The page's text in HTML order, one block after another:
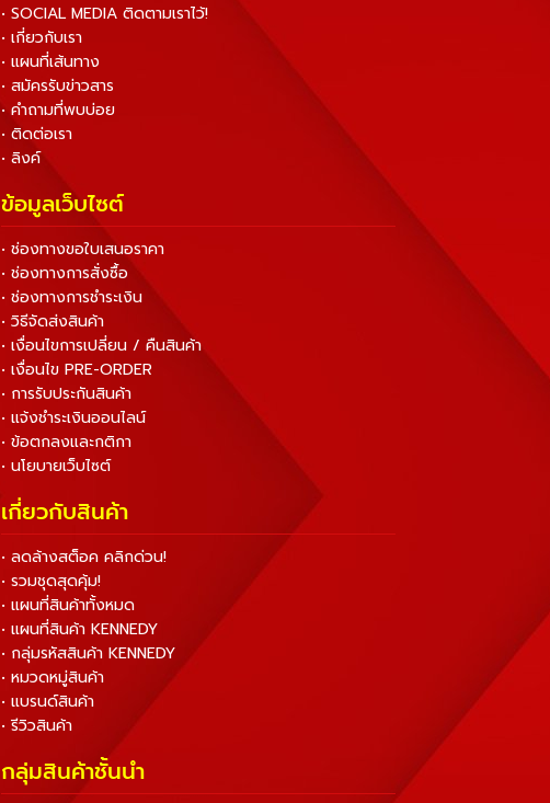
• SOCIAL MEDIA ติดตามเราไว้!
• เกี่ยวกับเรา
• แผนที่เส้นทาง
• สมัครรับข่าวสาร
• คำถามที่พบบ่อย
• ติดต่อเรา
• ลิงค์
ข้อมูลเว็บไซต์
• ช่องทางขอใบเสนอราคา
• ช่องทางการสั่งซื้อ
• ช่องทางการชำระเงิน
• วิธีจัดส่งสินค้า
• เงื่อนไขการเปลี่ยน / คืนสินค้า
• เงื่อนไข PRE-ORDER
• การรับประกันสินค้า
• แจ้งชำระเงินออนไลน์
• ข้อตกลงและกติกา
• นโยบายเว็บไซต์
เกี่ยวกับสินค้า
• ลดล้างสต็อค คลิกด่วน!
• รวมชุดสุดคุ้ม!
• แผนที่สินค้าทั้งหมด
• แผนที่สินค้า KENNEDY
• กลุ่มรหัสสินค้า KENNEDY
• หมวดหมู่สินค้า
• แบรนด์สินค้า
• รีวิวสินค้า
กลุ่มสินค้าชั้นนำ